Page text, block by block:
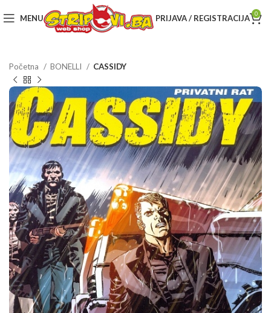
MENU PRIJAVA / REGISTRACIJA 0
Početna BONELLI CASSIDY